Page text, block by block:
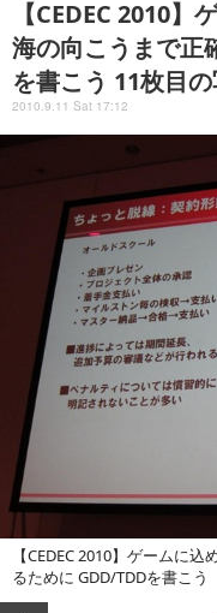
【CEDEC 2010
海の向こうまで正
を書こう 11枚目
2010.9.11 Sat 17:12
【CEDEC 2010】ゲームに
るために GDD/TDDを書こう